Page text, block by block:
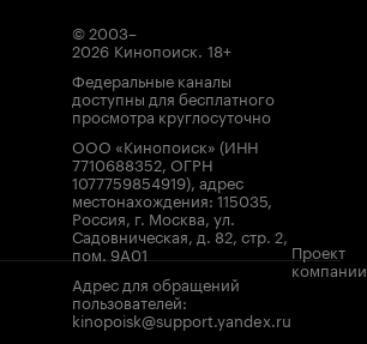
© 2003–
2026 Кинопоиск. 18+
Федеральные каналы
доступны для бесплатного
просмотра круглосуточно
ООО «Кинопоиск» (ИНН
7710688352, ОГРН
1077759854919), адрес
местонахождения: 115035,
Россия, г. Москва, ул.
Садовническая, д. 82, стр. 2,
пом. 9А01
Адрес для обращений
пользователей:
kinopoisk@support.yandex.ru
Проект
компании